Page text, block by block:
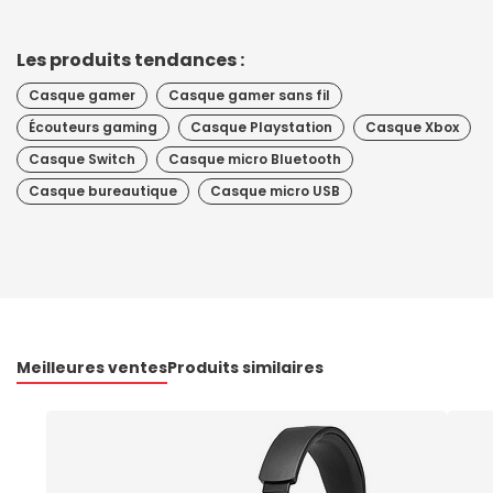
Les produits tendances :
Casque gamer
Casque gamer sans fil
Écouteurs gaming
Casque Playstation
Casque Xbox
Casque Switch
Casque micro Bluetooth
Casque bureautique
Casque micro USB
Meilleures ventesProduits similaires